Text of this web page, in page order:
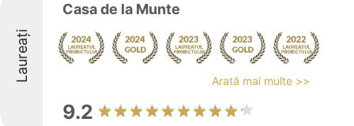
Laureați
Casa de la Munte
Arată mai multe >>
9.2